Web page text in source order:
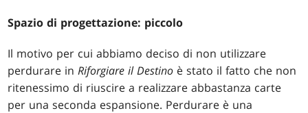
Spazio di progettazione: piccolo
Il motivo per cui abbiamo deciso di non utilizzare
perdurare inRiforgiare il Destino è stato il fatto che non
ritenessimo di riuscire a realizzare abbastanza carte
per una seconda espansione. Perdurare è una